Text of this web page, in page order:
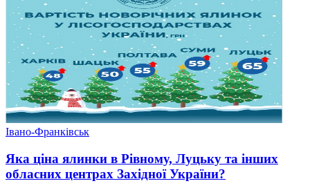
Івано-Франківськ
Яка ціна ялинки в Рівному, Луцьку та інших
обласних центрах Західної України?